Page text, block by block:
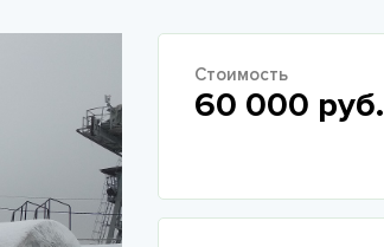
Стоимость
60 000 руб.